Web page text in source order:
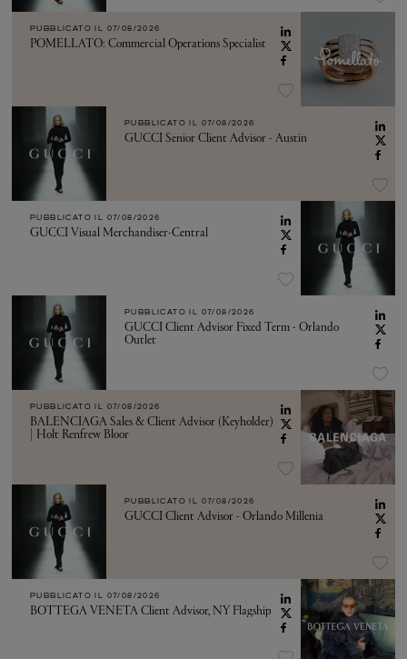
PUBBLICATO IL 07/08/2026
POMELLATO: Commercial Operations Specialist
PUBBLICATO IL 07/08/2026
GUCCI Senior Client Advisor - Austin
PUBBLICATO IL 07/08/2026
GUCCI Visual Merchandiser-Central
PUBBLICATO IL 07/08/2026
GUCCI Client Advisor Fixed Term - Orlando
Outlet
PUBBLICATO IL 07/08/2026
BALENCIAGA Sales & Client Advisor (Keyholder)
| Holt Renfrew Bloor
PUBBLICATO IL 07/08/2026
GUCCI Client Advisor - Orlando Millenia
PUBBLICATO IL 07/08/2026
BOTTEGA VENETA Client Advisor, NY Flagship